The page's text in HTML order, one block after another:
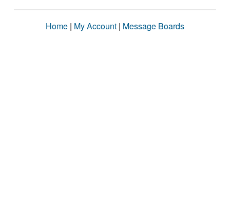
Home | My Account | Message Boards